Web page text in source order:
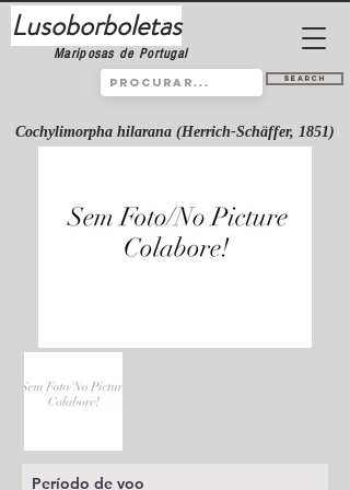
Lusoborboletas
Mariposas de Portugal
Search
Cochylimorpha hilarana (Herrich-Schäffer, 1851)
Período de voo